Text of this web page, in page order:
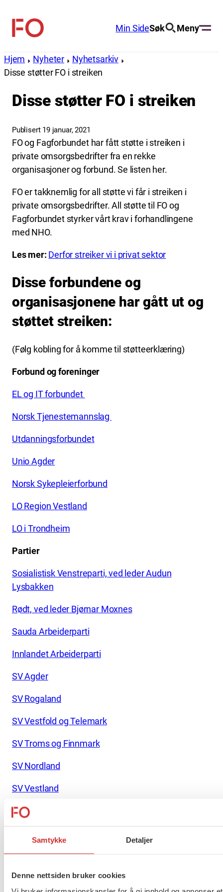
Samtykke Detaljer
Denne nettsiden bruker cookies
innhold
FO
Min SideSøk Meny
Hjem Nyheter
Nyhetsarkiv
Disse støtter FO i streiken
Disse støtter FO i streiken
Publisert 19 januar, 2021
FO og Fagforbundet har fått støtte i streiken i
private omsorgsbedrifter fra en rekke
organisasjoner og forbund. Se listen her.
FO er takknemlig for all støtte vi får i streiken i
private omsorgsbedrifter. All støtte til FO og
Fagforbundet styrker vårt krav i forhandlingene
med NHO.
Les mer: Derfor streiker vi i privat sektor
Disse forbundene og
organisasjonene har gått ut og
støttet streiken:
(Følg kobling for å komme til støtteerklæring)
Forbund og foreninger
EL og IT forbundet
Norsk Tjenestemannslag
Utdanningsforbundet
Unio Agder
Norsk Sykepleierforbund
LO Region Vestland
LO i Trondheim
Partier
Sosialistisk Venstreparti, ved leder Audun
Lysbakken
Rødt, ved leder Bjørnar Moxnes
Sauda Arbeiderparti
Innlandet Arbeiderparti
SV Agder
SV Rogaland
SV Vestfold og Telemark
SV Troms og Finnmark
SV Nordland
SV Vestland
SV Tromsø
SV Sandnes
Rødt Vestfold og Telemark